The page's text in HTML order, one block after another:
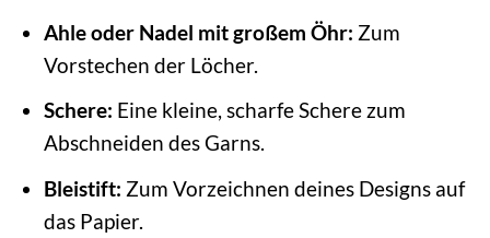
Ahle oder Nadel mit großem Öhr: Zum
Vorstechen der Löcher.
Schere: Eine kleine, scharfe Schere zum
Abschneiden des Garns.
Bleistift: Zum Vorzeichnen deines Designs auf
das Papier.